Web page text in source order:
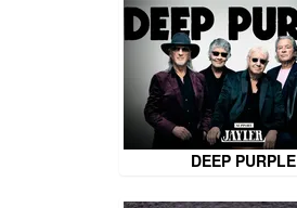
DEEP PURPLE